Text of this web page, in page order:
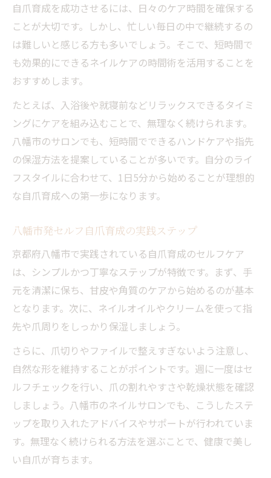
自爪育成を成功させるには、日々のケア時間を確保する
ことが大切です。しかし、忙しい毎日の中で継続するの
は難しいと感じる方も多いでしょう。そこで、短時間で
も効果的にできるネイルケアの時間術を活用することを
おすすめします。
たとえば、入浴後や就寝前などリラックスできるタイミ
ングにケアを組み込むことで、無理なく続けられます。
八幡市のサロンでも、短時間でできるハンドケアや指先
の保湿方法を提案していることが多いです。自分のライ
フスタイルに合わせて、1日5分から始めることが理想的
な自爪育成への第一歩になります。
八幡市発セルフ自爪育成の実践ステップ
京都府八幡市で実践されている自爪育成のセルフケア
は、シンプルかつ丁寧なステップが特徴です。まず、手
元を清潔に保ち、甘皮や角質のケアから始めるのが基本
となります。次に、ネイルオイルやクリームを使って指
先や爪周りをしっかり保湿しましょう。
さらに、爪切りやファイルで整えすぎないよう注意し、
自然な形を維持することがポイントです。週に一度はセ
ルフチェックを行い、爪の割れやすさや乾燥状態を確認
しましょう。八幡市のネイルサロンでも、こうしたステ
ップを取り入れたアドバイスやサポートが行われていま
す。無理なく続けられる方法を選ぶことで、健康で美し
い自爪が育ちます。